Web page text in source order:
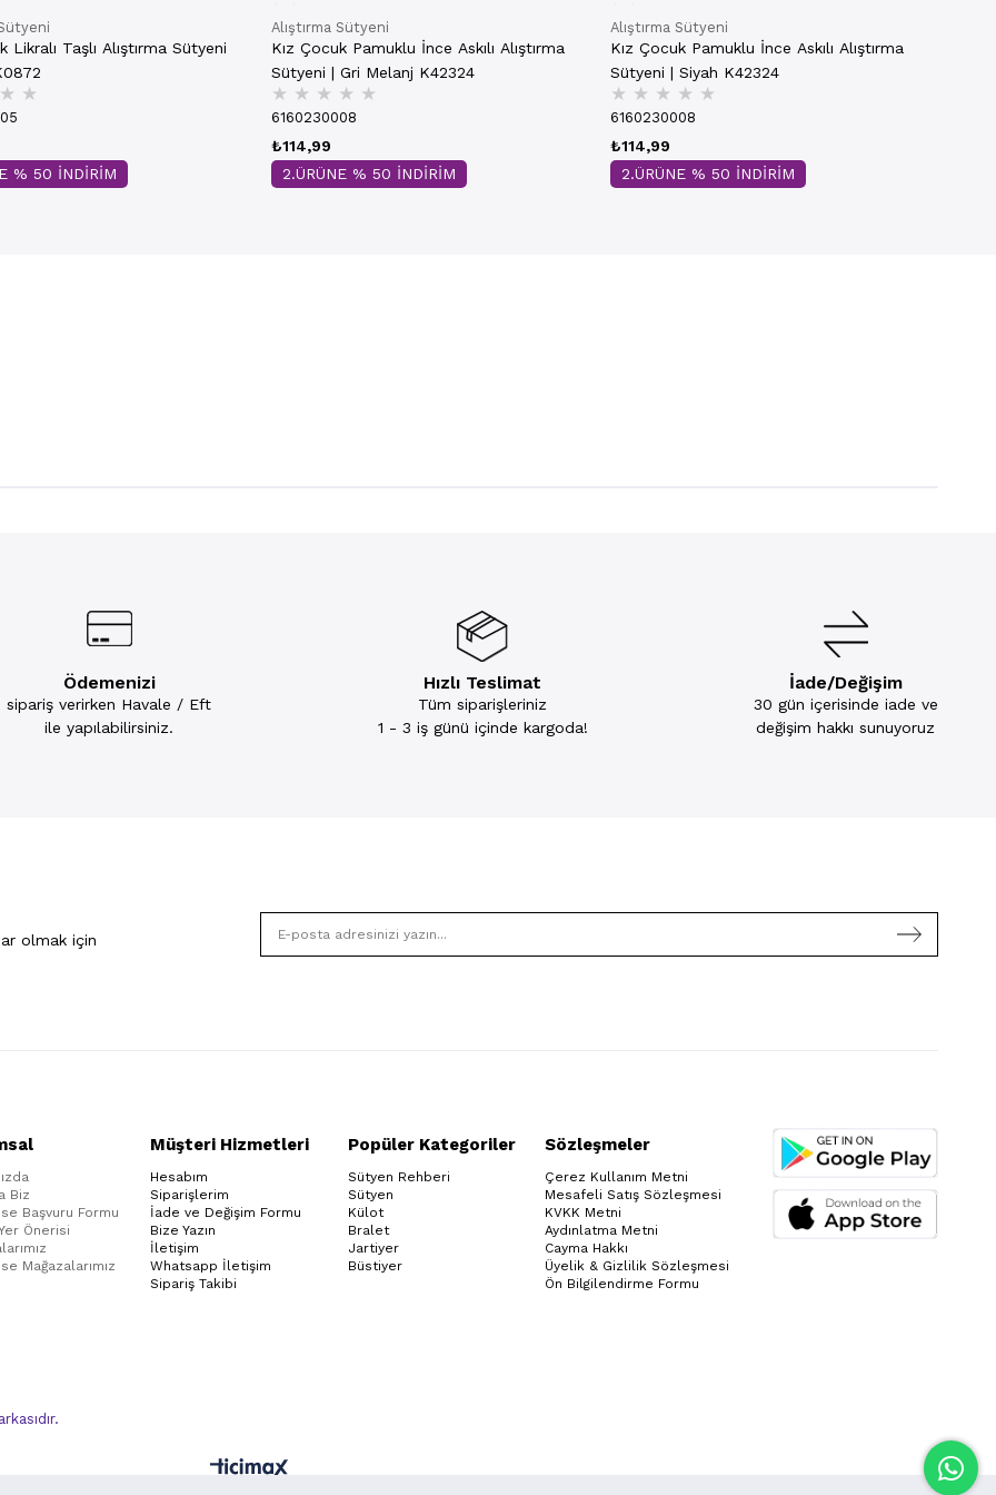
Likralı Taşlı Alıştırma Sütyeni
★ ★
% 50 İNDİRİM
Alıştırma Sütyeni
Kız Çocuk Pamuklu İnce Askılı Alıştırma
Sütyeni | Gri Melanj K42324
★ ★ ★ ★ ★
6160230008
₺114,99
2.ÜRÜNE % 50 İNDİRİM
Alıştırma Sütyeni
Kız Çocuk Pamuklu İnce Askılı Alıştırma
Sütyeni | Siyah K42324
★ ★ ★ ★ ★
6160230008
₺114,99
2.ÜRÜNE % 50 İNDİRİM
Ödemenizi
sipariş verirken Havale / Eft
ile yapılabilirsiniz.
Hızlı Teslimat
Tüm siparişleriniz
1 - 3 iş günü içinde kargoda!
İade/Değişim
30 gün içerisinde iade ve
değişim hakkı sunuyoruz
olmak için
Biz
Başvuru Formu
Önerisi
Mağazalarımız
Müşteri Hizmetleri
Hesabım
Siparişlerim
İade ve Değişim Formu
Bize Yazın
İletişim
Whatsapp İletişim
Sipariş Takibi
Popüler Kategoriler
Sütyen Rehberi
Sütyen
Külot
Bralet
Jartiyer
Büstiyer
Sözleşmeler
Çerez Kullanım Metni
Mesafeli Satış Sözleşmesi
KVKK Metni
Aydınlatma Metni
Cayma Hakkı
Üyelik & Gizlilik Sözleşmesi
Ön Bilgilendirme Formu